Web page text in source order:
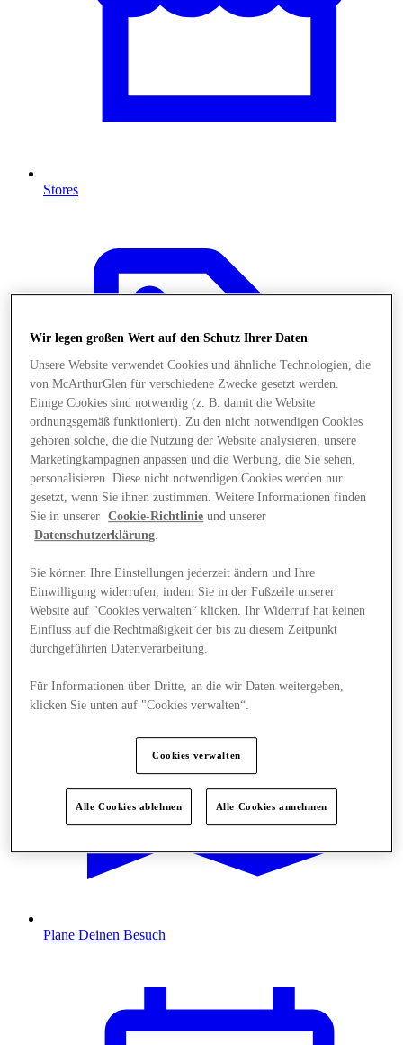
Stores
Plane Deinen Besuch
Wir legen großen Wert auf den Schutz Ihrer Daten
Unsere Website verwendet Cookies und ähnliche Technologien, die
von McArthurGlen für verschiedene Zwecke gesetzt werden.
Einige Cookies sind notwendig (z. B. damit die Website
ordnungsgemäß funktioniert). Zu den nicht notwendigen Cookies
gehören solche, die die Nutzung der Website analysieren, unsere
Marketingkampagnen anpassen und die Werbung, die Sie sehen,
personalisieren. Diese nicht notwendigen Cookies werden nur
gesetzt, wenn Sie ihnen zustimmen. Weitere Informationen finden
Sie in unserer
Cookie-Richtlinie und unserer
Datenschutzerklärung.
Sie können Ihre Einstellungen jederzeit ändern und Ihre
Einwilligung widerrufen, indem Sie in der Fußzeile unserer
Website auf "Cookies verwalten“ klicken. Ihr Widerruf hat keinen
Einfluss auf die Rechtmäßigkeit der bis zu diesem Zeitpunkt
durchgeführten Datenverarbeitung.
Für Informationen über Dritte, an die wir Daten weitergeben,
klicken Sie unten auf "Cookies verwalten“.
Cookies verwalten
Alle Cookies ablehnen Alle Cookies annehmen